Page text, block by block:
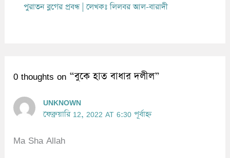
পুরাতন ব্লগের প্রবন্ধ| লেখকঃলিলবর আল-বারাদী
0 thoughts on “বুকে হাত বাধার দলীল”
UNKNOWN
ফেব্রুয়ারি 12, 2022 AT 6:30 পূর্বাহ্ন
Ma Sha Allah